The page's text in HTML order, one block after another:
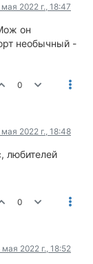
2022 г., 18:47
он
необычный -
0
2022 г., 18:48
любителей
0
мая 2022 г., 18:52